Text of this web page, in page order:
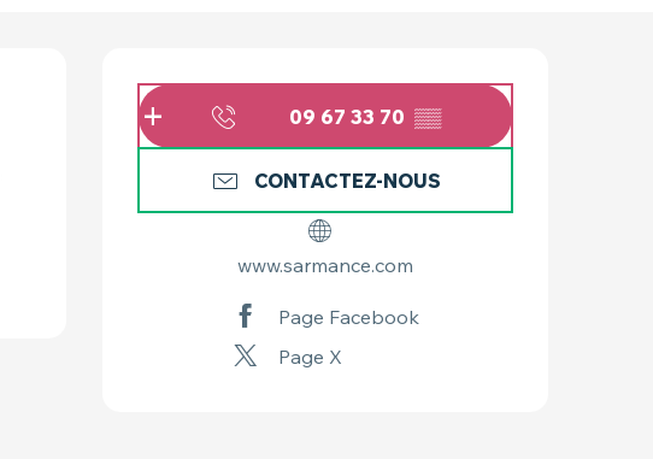
OUVERTURE ET
09 67 33 70 ▒▒
CONTACTEZ-NOUS
www.sarmance.com
Page Facebook
Page X